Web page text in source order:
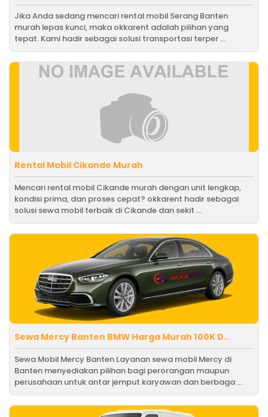
Jika Anda sedang mencari rental mobil Serang Banten
murah lepas kunci, maka okkarent adalah pilihan yang
tepat. Kami hadir sebagai solusi transportasi terper ...
Rental Mobil Cikande Murah
Mencari rental mobil Cikande murah dengan unit lengkap,
kondisi prima, dan proses cepat? okkarent hadir sebagai
solusi sewa mobil terbaik di Cikande dan sekit ...
Sewa Mercy Banten BMW Harga Murah 100K D..
Sewa Mobil Mercy Banten Layanan sewa mobil Mercy di
Banten menyediakan pilihan bagi perorangan maupun
perusahaan untuk antar jemput karyawan dan berbaga ...